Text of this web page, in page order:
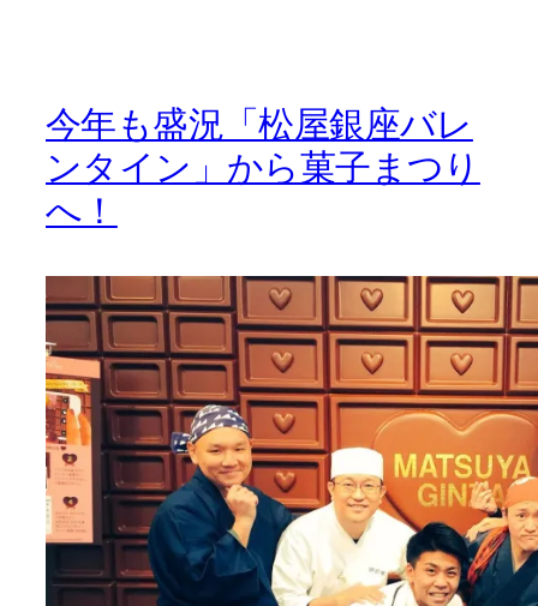
今年も盛況「松屋銀座バレ
ンタイン」から菓子まつり
へ！